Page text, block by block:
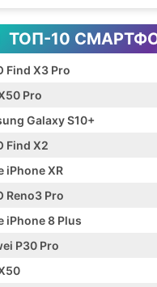
ТОП-10
Find X3 Pro
Pro
Galaxy S10+
Find X2
iPhone XR
Reno3 Pro
iPhone 8 Plus
P30 Pro